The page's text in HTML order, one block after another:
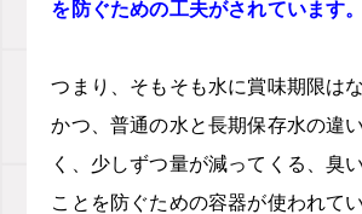
を防ぐための工夫がされています。
つまり、 そもそも水に賞味期限はな
かつ、普通の水と長期保存水の違
く、少しずつ量が減ってくる、臭
ことを防ぐための容器が使われて